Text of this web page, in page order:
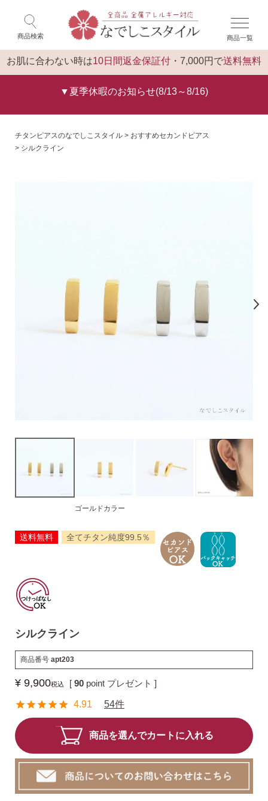
商品検索 商品一覧
お肌に合わない時は10日間返金保証付 ・7,000円で送料無料
▼夏季休暇のお知らせ(8/13～8/16)
閉じる
ゲスト 様 こんにちは
気になるキーワードで探す
バックキャッチ
予備の替えキャッチ・ケア用品
チタンピアスのなでしこスタイル
おすすめセカンドピアス
シルクライン
ゴールドカラー
送料無料 全てチタン純度99.5％
シルクライン
商品番号 apt203
¥ 9,900税込 [ 90 point プレゼント ]
4.91 54件
商品を選んでカートに入れる